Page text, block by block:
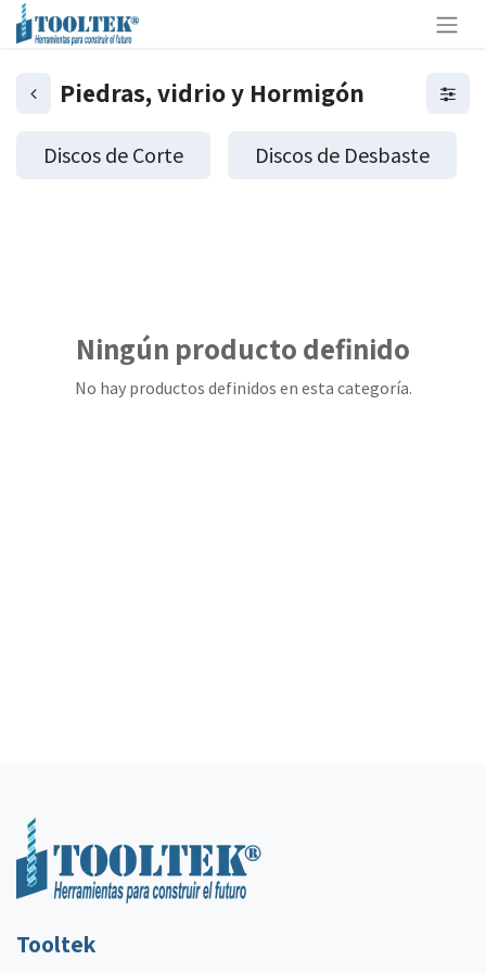
Piedras, vidrio y Hormigón
Discos de Corte Discos de Desbaste
Ningún producto definido
No hay productos definidos en esta categoría.
Tooltek